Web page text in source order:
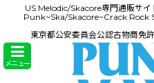
US Melodic/Skacore専門通販サ
Punk~Ska/Skacore~Crack Rock
東京都公安委員会公認古物商免
メニュー